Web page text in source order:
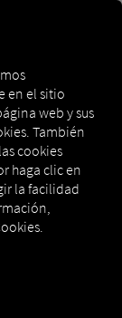
la aplicación
los datos
y tiene
QR con la
en el sitio
web y sus
También
cookies
haga clic en
la facilidad